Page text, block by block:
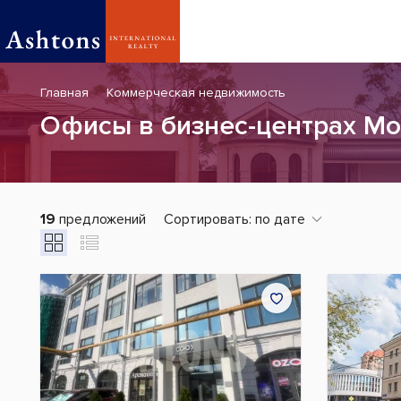
Главная Коммерческая недвижимость
Офисы в бизнес-центрах
19 предложений Сортировать: по дате